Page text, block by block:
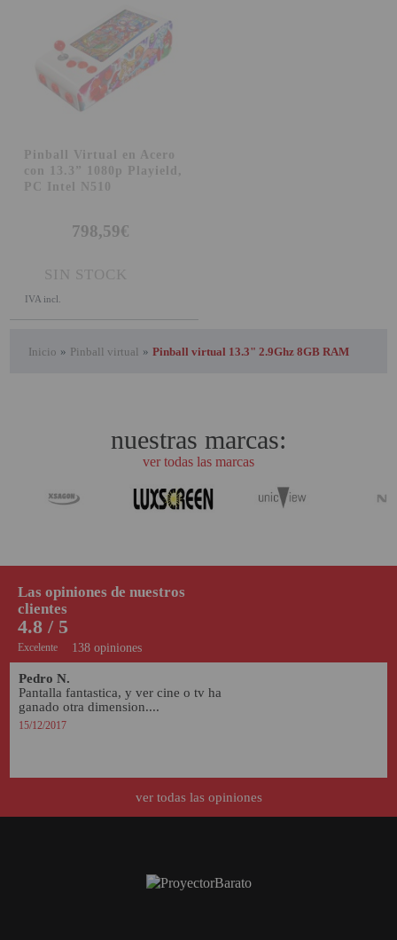
Pinball Virtual en Acero
con 13.3” 1080p Playield,
PC Intel N510
798,59€
SIN STOCK
IVA incl.
Inicio » Pinball virtual » Pinball virtual 13.3" 2.9Ghz 8GB RAM
nuestras marcas:
ver todas las marcas
138 opiniones
4.8 / 5
Excelente
Las opiniones de nuestros
clientes
Pedro N.
Pantalla fantastica, y ver cine o tv ha
ganado otra dimension....
15/12/2017
ver todas las opiniones